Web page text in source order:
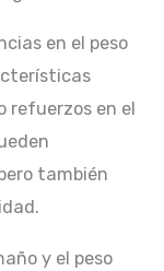
en el peso
refuerzos en el
también
y el peso